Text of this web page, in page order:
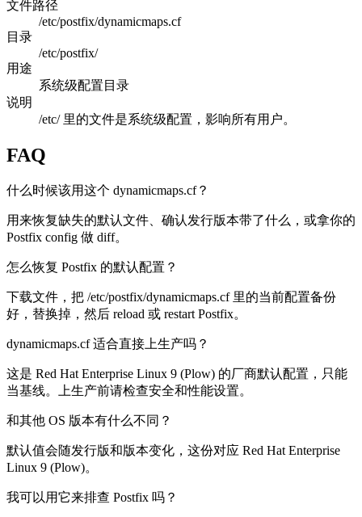
文件路径
/etc/postfix/dynamicmaps.cf
目录
/etc/postfix/
用途
系统级配置目录
说明
/etc/ 里的文件是系统级配置，影响所有用户。
FAQ
什么时候该用这个 dynamicmaps.cf？
用来恢复缺失的默认文件、确认发行版本带了什么，或拿你的
Postfix config 做 diff。
怎么恢复 Postfix 的默认配置？
下载文件，把 /etc/postfix/dynamicmaps.cf 里的当前配置备份
好，替换掉，然后 reload 或 restart Postfix。
dynamicmaps.cf 适合直接上生产吗？
这是 Red Hat Enterprise Linux 9 (Plow) 的厂商默认配置，只能
当基线。上生产前请检查安全和性能设置。
和其他 OS 版本有什么不同？
默认值会随发行版和版本变化，这份对应 Red Hat Enterprise
Linux 9 (Plow)。
我可以用它来排查 Postfix 吗？